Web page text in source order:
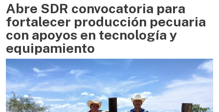
Pasar al contenido principal
Abre SDR convocatoria para
fortalecer producción pecuaria
con apoyos en tecnología y
equipamiento